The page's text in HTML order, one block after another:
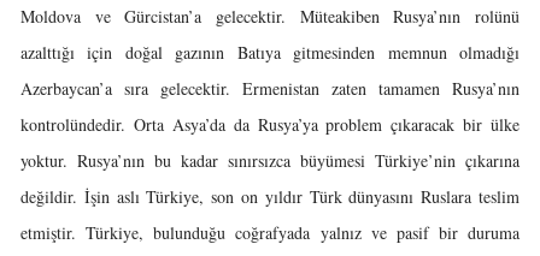
Moldova ve Gürcistan’a gelecektir. Müteakiben Rusya’nın rolünü
azalttığı için doğal gazının Batıya gitmesinden memnun olmadığı
Azerbaycan’a sıra gelecektir. Ermenistan zaten tamamen Rusya’nın
kontrolündedir. Orta Asya’da da Rusya’ya problem çıkaracak bir ülke
yoktur. Rusya’nın bu kadar sınırsızca büyümesi Türkiye’nin çıkarına
değildir. İşin aslı Türkiye, son on yıldır Türk dünyasını Ruslara teslim
etmiştir. Türkiye, bulunduğu coğrafyada yalnız ve pasif bir duruma